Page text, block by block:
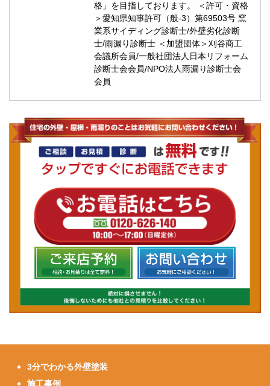
格」を目指しております。 ＜許可・資格
＞愛知県知事許可（般-3）第69503号 窯
業系サイディング診断士/外壁劣化診断
士/雨漏り診断士 ＜加盟団体＞刈谷商工
会議所会員/一般社団法人日本リフォーム
診断士会会員/NPO法人雨漏り診断士会
会員
3分でわかる外壁塗装
施工事例